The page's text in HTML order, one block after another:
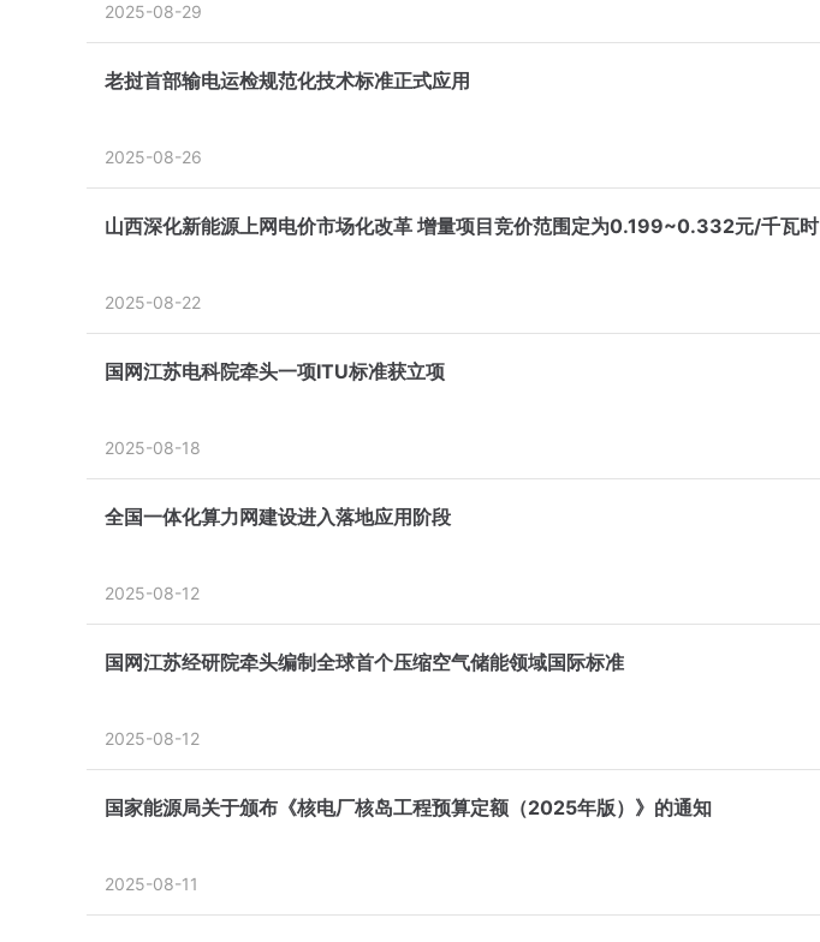
2025-08-29
老挝首部输电运检规范化技术标准正式应用
2025-08-26
山西深化新能源上网电价市场化改革 增量项目竞价范围定为0.199~0.332元/千瓦时
2025-08-22
国网江苏电科院牵头一项ITU标准获立项
2025-08-18
全国一体化算力网建设进入落地应用阶段
2025-08-12
国网江苏经研院牵头编制全球首个压缩空气储能领域国际标准
2025-08-12
国家能源局关于颁布《核电厂核岛工程预算定额（2025年版）》的通知
2025-08-11